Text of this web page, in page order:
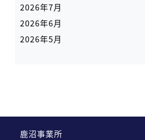
2026年7月
2026年6月
2026年5月
鹿沼事業所